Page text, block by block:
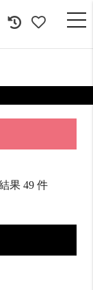
果 49 件